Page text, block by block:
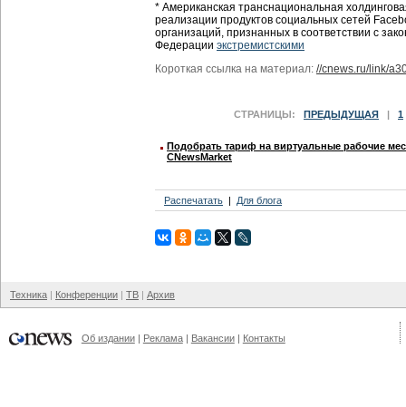
* Американская транснациональная
реализации продуктов социальных сетей
организаций, признанных в соответствии с
Федерации экстремистскими
Короткая ссылка на материал: //cnews.ru/link/
СТРАНИЦЫ: ПРЕДЫДУЩАЯ | 1
Подобрать тариф на виртуальные рабочие
CNewsMarket
Распечатать Для блога
Техника Конференции ТВ Архив
Об издании Реклама Вакансии Контакты